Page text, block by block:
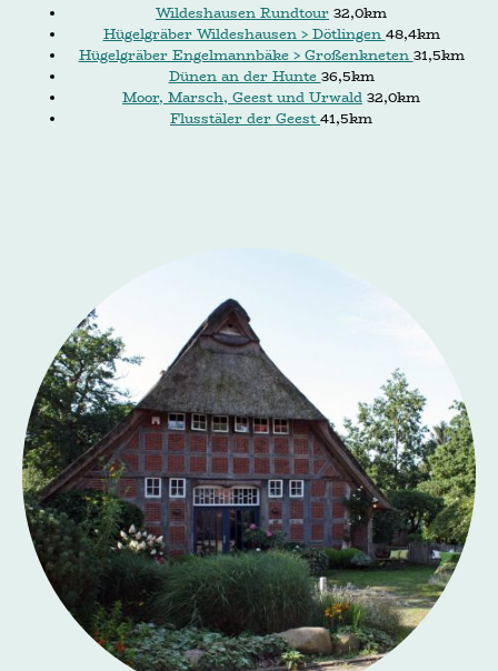
Wildeshausen Rundtour 32,0km
Hügelgräber Wildeshausen > Dötlingen 48,4km
Hügelgräber Engelmannbäke > Großenkneten 31,5km
Dünen an der Hunte 36,5km
Moor, Marsch, Geest und Urwald 32,0km
Flusstäler der Geest41,5km